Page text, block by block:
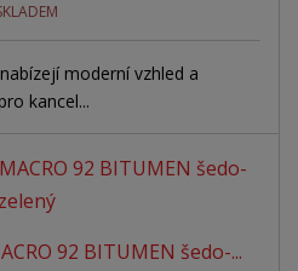
moderní vzhled a
kancel...
92 BITUMEN šedo-...